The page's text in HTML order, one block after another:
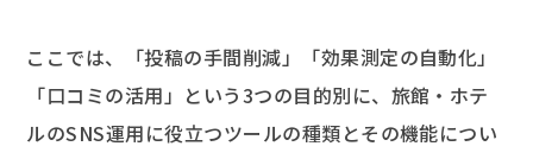
ここでは、「投稿の手間削減」「効果測定の自動化」
「口コミの活用」という3つの目的別に、旅館・ホテ
ルのSNS運用に役立つツールの種類とその機能につい